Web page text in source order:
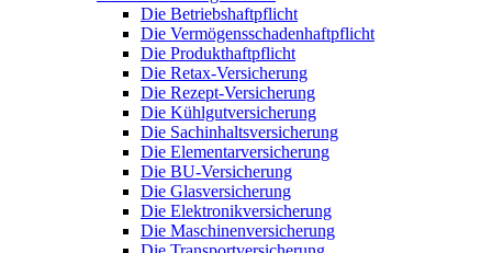
Die Betriebshaftpflicht
Die Vermögensschadenhaftpflicht
Die Produkthaftpflicht
Die Retax-Versicherung
Die Rezept-Versicherung
Die Kühlgutversicherung
Die Sachinhaltsversicherung
Die Elementarversicherung
Die BU-Versicherung
Die Glasversicherung
Die Elektronikversicherung
Die Maschinenversicherung